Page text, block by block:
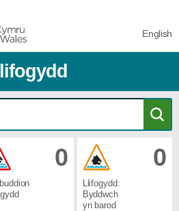
English
0 0
Llifogydd: ​
Byddwch ​
yn barod